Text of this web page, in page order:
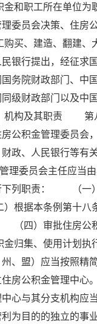
职工所在单位
委员会决策、住房
、建造、翻建、
行提出，经征求
院财政部门、中
级财政部门以及中
机构及其职责 第
公积金管理委员会
政、人民银行等有
理委员会主任应
下列职责： （一
根据本条例第十
（四）审批住房
归集、使用计划
、盟）应当按照精
住房公积金管理
中心与其分支机
利为目的的独立